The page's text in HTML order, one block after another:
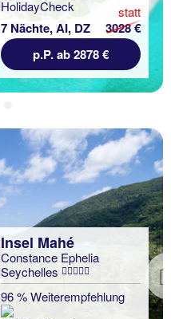
7 Nächte, AI, DZ
statt
3028 €
p.P. ab 2878 €
Insel Mahé
Constance Ephelia
Seychelles
96 % Weiterempfehlung